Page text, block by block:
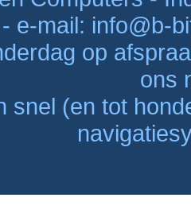
e-mail: info@b-
op
ons
snel (en tot